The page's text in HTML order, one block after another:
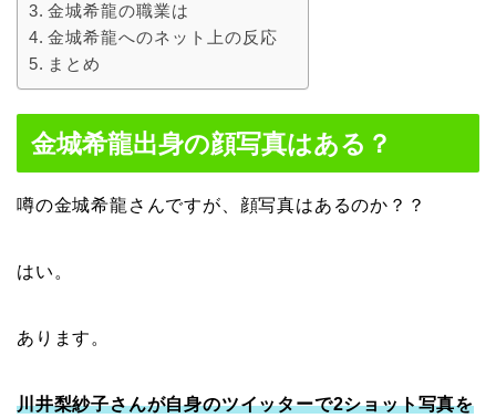
金城希龍の職業は
金城希龍へのネット上の反応
まとめ
金城希龍出身の顔写真はある？
噂の金城希龍さんですが、顔写真はあるのか？？
はい。
あります。
川井梨紗子さんが自身のツイッターで2ショット写真を